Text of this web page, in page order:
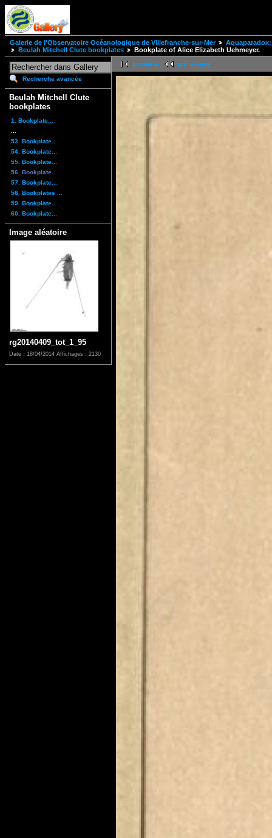
Galerie de l'Observatoire Océanologique de Villefranche-sur-Mer
Beulah Mitchell Clute bookplates
Bookplate of Alice Elizabeth Uehmeyer.
Recherche avancée
Beulah Mitchell Clute
bookplates
1. Bookplate...
53. Bookplate...
54. Bookplate...
55. Bookplate...
56. Bookplate...
57. Bookplate...
58. Bookplates ...
59. Bookplate...
60. Bookplate...
Image aléatoire
rg20140409_tot_1_95
Date : 18/04/2014 Affichages : 2130
première précédente